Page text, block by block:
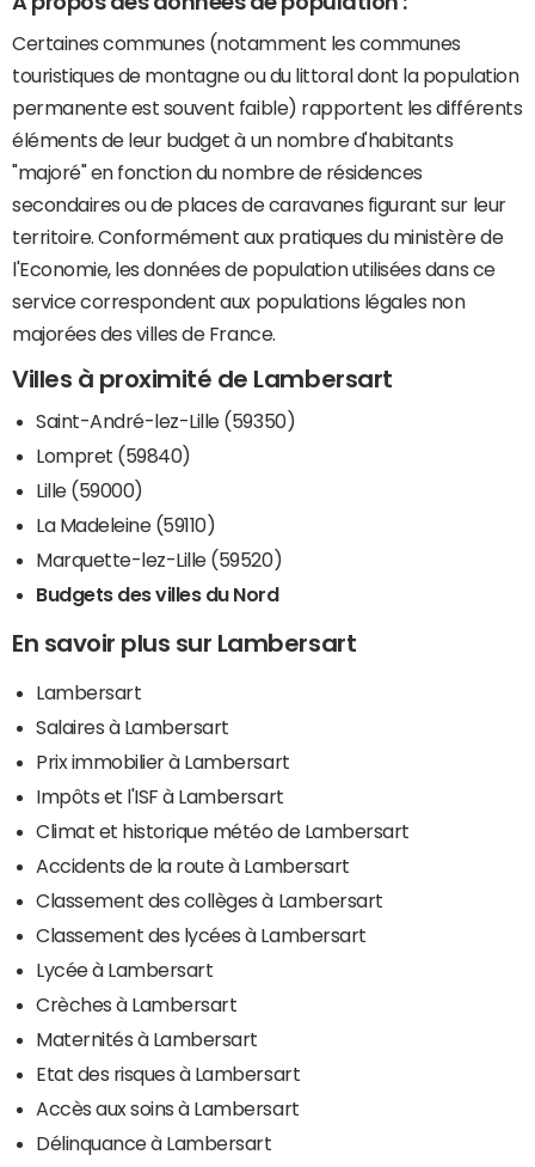
Certaines communes (notamment les communes
touristiques de montagne ou du littoral dont la population
permanente est souvent faible) rapportent les différents
éléments de leur budget à un nombre d'habitants
"majoré" en fonction du nombre de résidences
secondaires ou de places de caravanes figurant sur leur
territoire. Conformément aux pratiques du ministère de
l'Economie, les données de population utilisées dans ce
service correspondent aux populations légales non
majorées des villes de France.
Villes à proximité de Lambersart
Saint-André-lez-Lille (59350)
Lompret (59840)
Lille (59000)
La Madeleine (59110)
Marquette-lez-Lille (59520)
Budgets des villes du Nord
En savoir plus sur Lambersart
Lambersart
Salaires à Lambersart
Prix immobilier à Lambersart
Impôts et l'ISF à Lambersart
Climat et historique météo de Lambersart
Accidents de la route à Lambersart
Classement des collèges à Lambersart
Classement des lycées à Lambersart
Lycée à Lambersart
Crèches à Lambersart
Maternités à Lambersart
Etat des risques à Lambersart
Accès aux soins à Lambersart
Délinquance à Lambersart